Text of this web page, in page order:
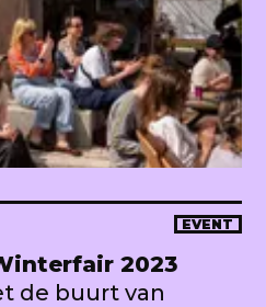
EVENT
2023
de buurt van